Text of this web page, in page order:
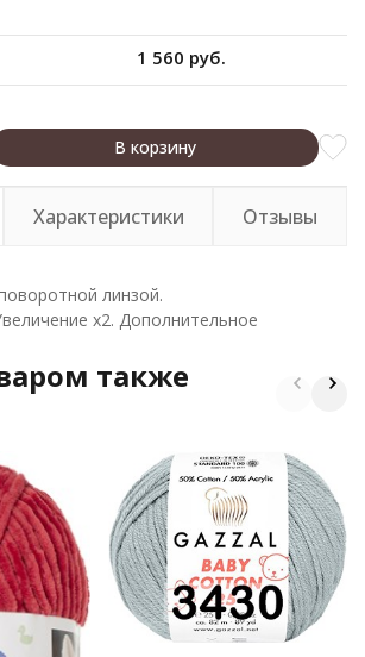
1 560 руб.
В корзину
Характеристики Отзывы
линзой.
х2. Дополнительное
также